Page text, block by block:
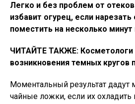
Легко и без проблем от
избавит огурец, если
поместить на несколько
ЧИТАЙТЕ ТАКЖЕ: Косметологи
возникновения темных кругов
Моментальный результат дадут
чайные ложки, если их